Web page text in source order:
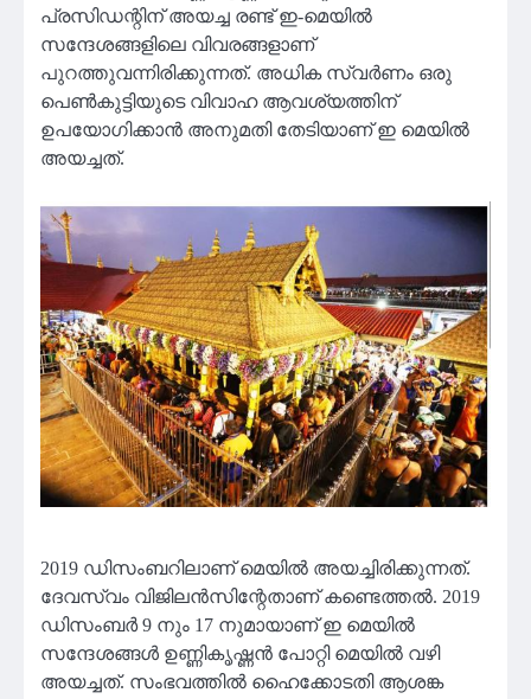
പ്രസിഡന്റിന് അയച്ച രണ്ട് ഇ-മെയില്‍
സന്ദേശങ്ങളിലെ വിവരങ്ങളാണ്
പുറത്തുവന്നിരിക്കുന്നത്. അധിക സ്വര്‍ണം ഒരു
പെണ്‍കുട്ടിയുടെ വിവാഹ ആവശ്യത്തിന്
ഉപയോഗിക്കാന്‍ അനുമതി തേടിയാണ് ഇ മെയില്‍
അയച്ചത്.
2019 ഡിസംബറിലാണ് മെയില്‍ അയച്ചിരിക്കുന്നത്.
ദേവസ്വം വിജിലന്‍സിന്റേതാണ് കണ്ടെത്തല്‍. 2019
ഡിസംബര്‍ 9 നും 17 നുമായാണ് ഇ മെയില്‍
സന്ദേശങ്ങള്‍ ഉണ്ണികൃഷ്ണന്‍ പോറ്റി മെയില്‍ വഴി
അയച്ചത്. സംഭവത്തില്‍ ഹൈക്കോടതി ആശങ്ക